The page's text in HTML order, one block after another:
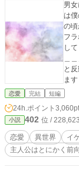
男女
は僕の番じ
の頃
フラれてしま
して
と
ます←
エ
ス
る
恋愛 完結 短編
24h.ポイント 3,060pt
小説 402 位 /
恋愛 異世界 イ
主人公はとにかく前